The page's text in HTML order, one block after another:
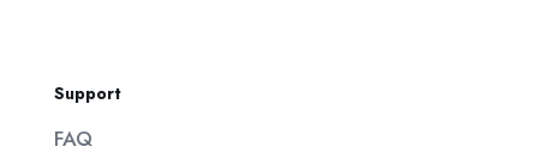
Support
FAQ